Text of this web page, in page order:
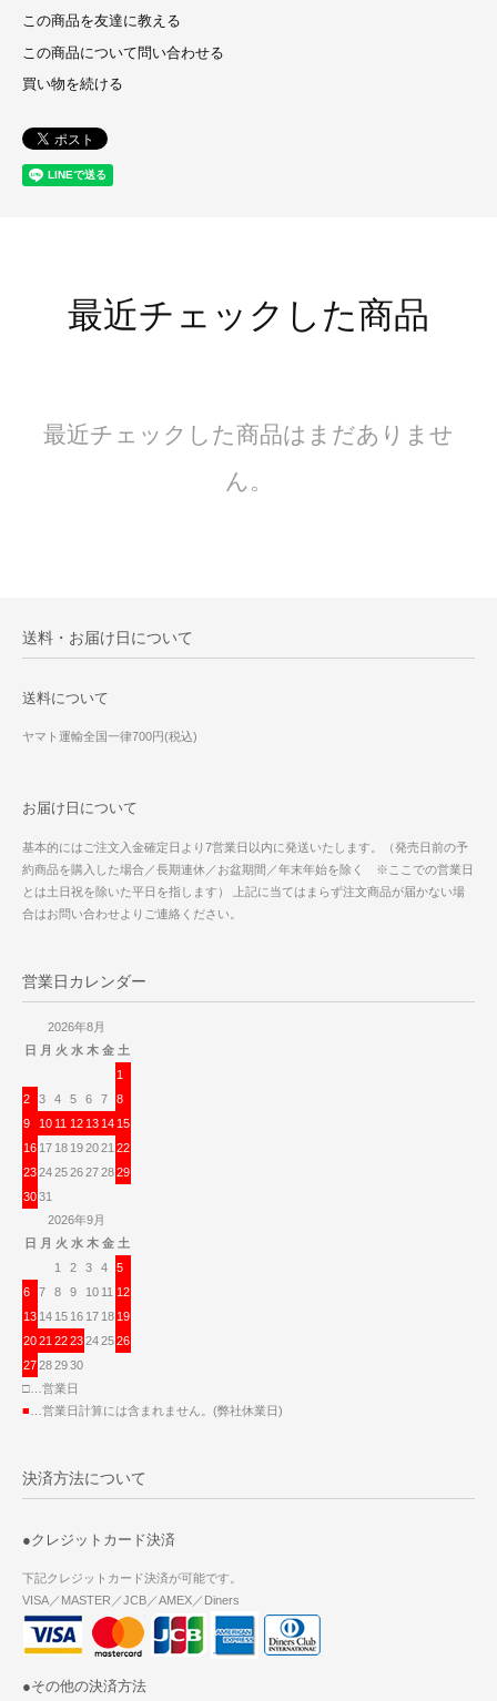
この商品を友達に教える
この商品について問い合わせる
買い物を続ける
最近チェックした商品
最近チェックした商品はまだありませ
ん。
送料・お届け日について
送料について
ヤマト運輸全国一律700円(税込)
お届け日について
基本的にはご注文入金確定日より7営業日以内に発送いたします。（発売日前の予
約商品を購入した場合／長期連休／お盆期間／年末年始を除く ※ここでの営業日
とは土日祝を除いた平日を指します） 上記に当てはまらず注文商品が届かない場
合はお問い合わせよりご連絡ください。
営業日カレンダー
2026年8月
日 月 火 水 木 金 土
1
2
3 4 5 6 7
8
9
10 11 12 13 14 15
16 17 18 192021 22
23242526272829
3031
2026年9月
日 月 火 水 木 金 土
1
2 3 4
5
6
7 8 9 10 11 12
13 14 15 16 17 18 19
2021 2223242526
27282930
□…営業日
■ …営業日計算には含まれません。(弊社休業日)
決済方法について
●クレジットカード決済
下記クレジットカード決済が可能です。
VISA／MASTER／JCB／AMEX／Diners
●その他の決済方法